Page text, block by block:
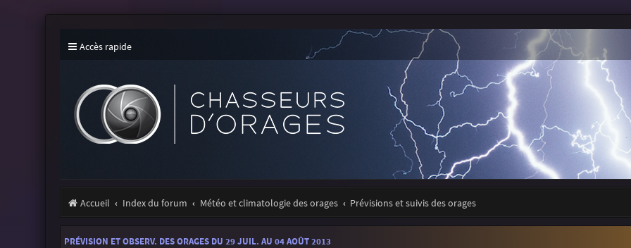
Accès rapide
Accueil Index du forum Météo et climatologie des orages Prévisions et suivis des orages
PRÉVISION ET OBSERV. DES ORAGES DU 29 JUIL. AU 04 AOÛT 2013